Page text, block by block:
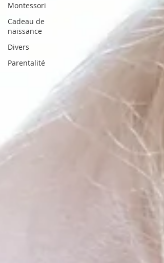
Montessori
Cadeau de
naissance
Divers
Parentalité